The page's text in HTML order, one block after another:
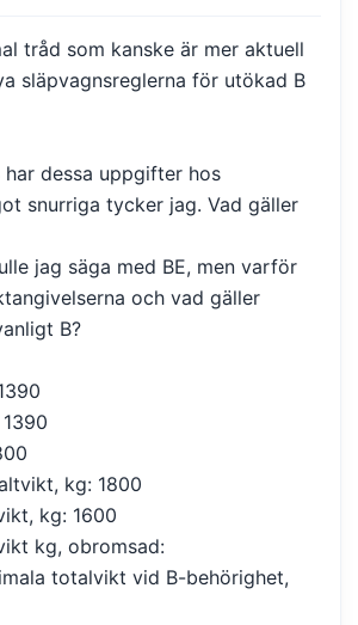
tråd som kanske är mer aktuell
släpvagnsreglerna för utökad B
har dessa uppgifter hos
snurriga tycker jag. Vad gäller
jag säga med BE, men varför
och vad gäller
B?
kg: 1800
kg: 1600
kg, obromsad:
totalvikt vid B-behörighet,